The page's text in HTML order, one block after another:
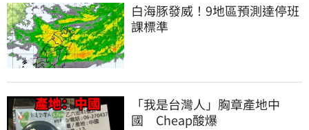
白海豚發威！9地區預測達停班
課標準
「我是台灣人」胸章產地中
國　Cheap酸爆